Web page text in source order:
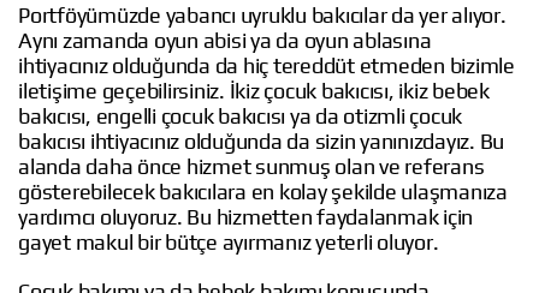
Portföyümüzde yabancı uyruklu bakıcılar da yer alıyor.
Aynı zamanda oyun abisi ya da oyun ablasına
ihtiyacınız olduğunda da hiç tereddüt etmeden bizimle
iletişime geçebilirsiniz. İkiz çocuk bakıcısı, ikiz bebek
bakıcısı, engelli çocuk bakıcısı ya da otizmli çocuk
bakıcısı ihtiyacınız olduğunda da sizin yanınızdayız. Bu
alanda daha önce hizmet sunmuş olan ve referans
gösterebilecek bakıcılara en kolay şekilde ulaşmanıza
yardımcı oluyoruz. Bu hizmetten faydalanmak için
gayet makul bir bütçe ayırmanız yeterli oluyor.